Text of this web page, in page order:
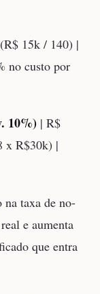
15k / 140) |
no custo por
10%) | R$
x R$30k) |
na taxa de no-
e aumenta
que entra